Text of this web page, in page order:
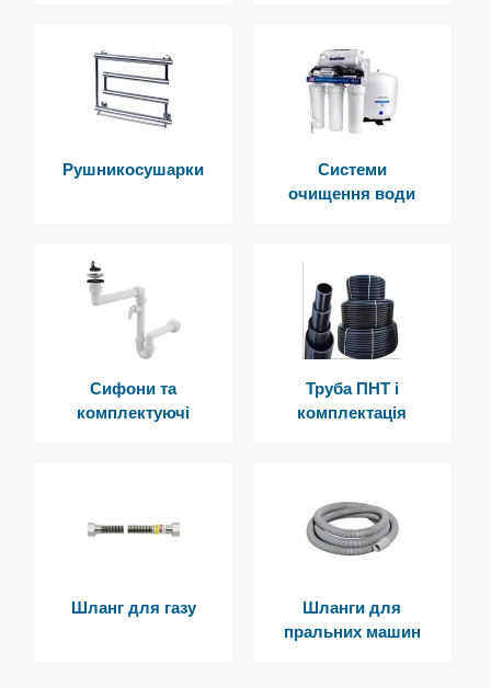
Рушникосушарки
Системи
очищення води
Сифони та
комплектуючі
Труба ПНТ і
комплектація
Шланг для газу
Шланги для
пральних машин